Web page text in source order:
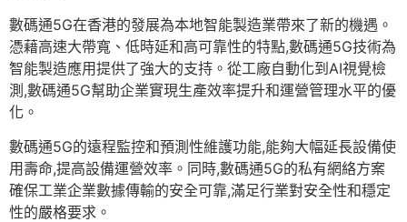
數碼通5G在香港的發展為本地智能製造業帶來了新的機遇。
憑藉高速大帶寬、低時延和高可靠性的特點,數碼通5G技術為
智能製造應用提供了強大的支持。從工廠自動化到AI視覺檢
測,數碼通5G幫助企業實現生產效率提升和運營管理水平的優
化。
數碼通5G的遠程監控和預測性維護功能,能夠大幅延長設備使
用壽命,提高設備運營效率。同時,數碼通5G的私有網絡方案
確保工業企業數據傳輸的安全可靠,滿足行業對安全性和穩定
性的嚴格要求。